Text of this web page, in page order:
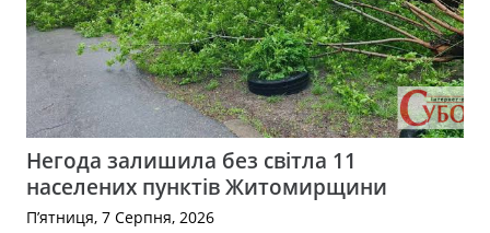
Негода залишила без світла 11
населених пунктів Житомирщини
П’ятниця, 7 Серпня, 2026